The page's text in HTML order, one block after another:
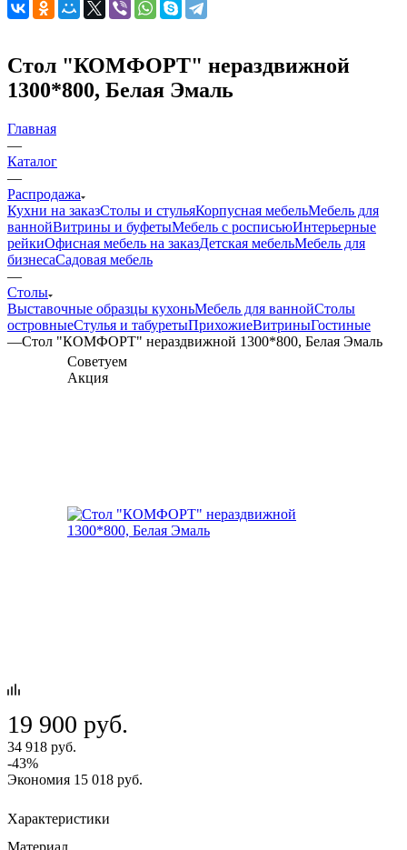
Стол "КОМФОРТ" нераздвижной
1300*800, Белая Эмаль
Главная
—
Каталог
—
Распродажа
Кухни на заказСтолы и стульяКорпусная мебельМебель для
ваннойВитрины и буфетыМебель с росписьюИнтерьерные
рейкиОфисная мебель на заказДетская мебельМебель для
бизнесаСадовая мебель
—
Столы
Выставочные образцы кухоньМебель для ваннойСтолы
островныеСтулья и табуретыПрихожиеВитриныГостиные
—Стол "КОМФОРТ" нераздвижной 1300*800, Белая Эмаль
Советуем
Акция
19 900 руб.
34 918 руб.
-43%
Экономия 15 018 руб.
Характеристики
Материал